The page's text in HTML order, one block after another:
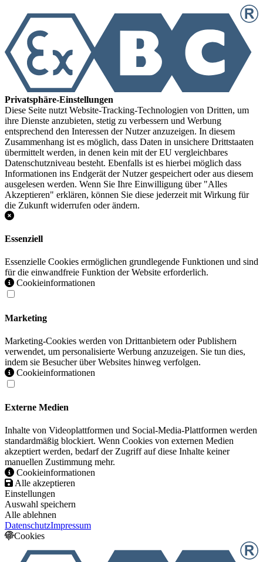
Privatsphäre-Einstellungen
Diese Seite nutzt Website-Tracking-Technologien von Dritten, um
ihre Dienste anzubieten, stetig zu verbessern und Werbung
entsprechend den Interessen der Nutzer anzuzeigen. In diesem
Zusammenhang ist es möglich, dass Daten in unsichere Drittstaaten
übermittelt werden, in denen kein mit der EU vergleichbares
Datenschutzniveau besteht. Ebenfalls ist es hierbei möglich dass
Informationen ins Endgerät der Nutzer gespeichert oder aus diesem
ausgelesen werden. Wenn Sie Ihre Einwilligung über "Alles
Akzeptieren" erklären, können Sie diese jederzeit mit Wirkung für
die Zukunft widerrufen oder ändern.
Essenziell
Essenzielle Cookies ermöglichen grundlegende Funktionen und sind
für die einwandfreie Funktion der Website erforderlich.
Cookieinformationen
Marketing
Marketing-Cookies werden von Drittanbietern oder Publishern
verwendet, um personalisierte Werbung anzuzeigen. Sie tun dies,
indem sie Besucher über Websites hinweg verfolgen.
Cookieinformationen
Externe Medien
Inhalte von Videoplattformen und Social-Media-Plattformen werden
standardmäßig blockiert. Wenn Cookies von externen Medien
akzeptiert werden, bedarf der Zugriff auf diese Inhalte keiner
manuellen Zustimmung mehr.
Cookieinformationen
Alle akzeptieren
Einstellungen
Auswahl speichern
Alle ablehnen
DatenschutzImpressum
Cookies